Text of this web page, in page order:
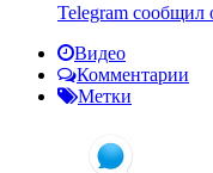
Telegram сообщил
Видео
Комментарии
Метки